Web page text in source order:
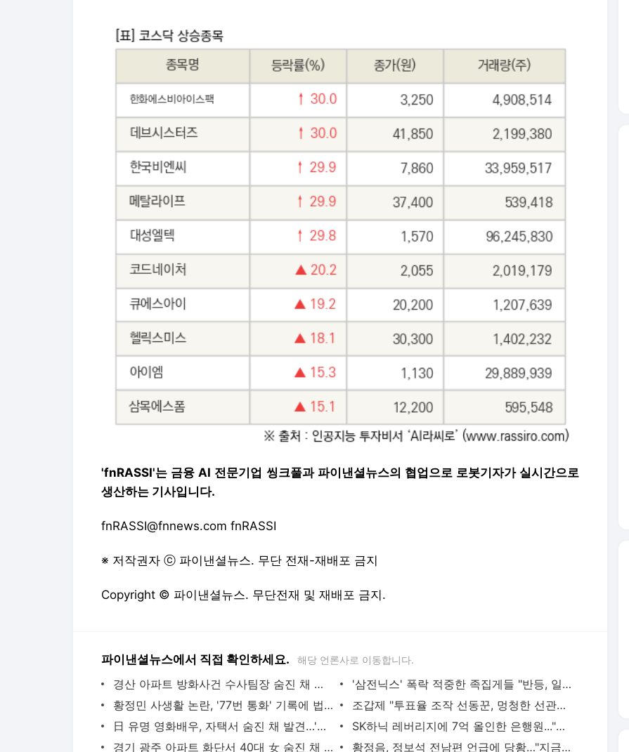
'fnRASSI'는 금융 AI 전문기업 씽크풀과 파이낸셜뉴스의 협업으로 로봇기자가 실시간으로
생산하는 기사입니다.
fnRASSI@fnnews.com fnRASSI
※ 저작권자 ⓒ 파이낸셜뉴스. 무단 전재-재배포 금지
Copyright © 파이낸셜뉴스. 무단전재 및 재배포 금지.
파이낸셜뉴스에서 직접 확인하세요. 해당 언론사로 이동합니다.
경산 아파트 방화사건 수사팀장 숨진 채 발견…사망 경위 조사
'삼전닉스' 폭락 적중한 족집게들 "반등, 일회성 아니다"면서... AI 과잉투자엔 '우려'
황정민 사생활 논란, '77번 통화' 기록에 법조계 주목
조갑제 "투표율 조작 선동꾼, 멍청한 선관위보다 더 나빠"
日 유명 영화배우, 자택서 숨진 채 발견…'마약투약 혐의'
SK하닉 레버리지에 7억 올인한 은행원..."한 달 만에 5억 증발" 멘붕
경기 광주 아파트 화단서 40대 女 숨진 채 발견…시신 옆엔 '이불'
황정음, 정보석 전남편 언급에 당황…"지금은 정말 행복"